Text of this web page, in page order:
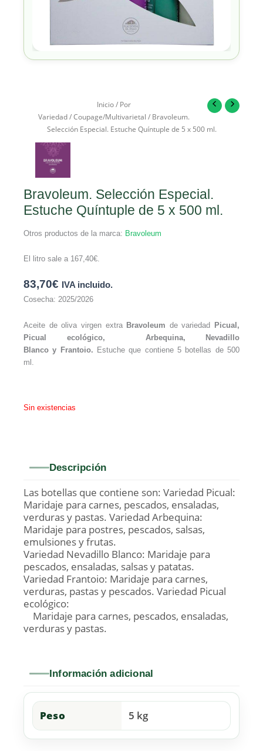
Inicio/ Por
Variedad/Coupage/Multivarietal / Bravoleum.
Selección Especial. Estuche Quíntuple de 5 x 500 ml.
Bravoleum. Selección Especial.
Estuche Quíntuple de 5 x 500 ml.
Otros productos de la marca: Bravoleum
El litro sale a 167,40€.
83,70€ IVA incluido.
Cosecha: 2025/2026
Aceite de oliva virgen extra Bravoleum de variedad Picual,
Picual ecológico, Arbequina, Nevadillo
Blanco y Frantoio. Estuche que contiene 5 botellas de 500
ml.
Sin existencias
Descripción
Las botellas que contiene son: Variedad Picual:
Maridaje para carnes, pescados, ensaladas,
verduras y pastas. Variedad Arbequina:
Maridaje para postres, pescados, salsas,
emulsiones y frutas.
Variedad Nevadillo Blanco: Maridaje para
pescados, ensaladas, salsas y patatas.
Variedad Frantoio: Maridaje para carnes,
verduras, pastas y pescados. Variedad Picual
ecológico:
Maridaje para carnes, pescados, ensaladas,
verduras y pastas.
Información adicional
Peso 5 kg